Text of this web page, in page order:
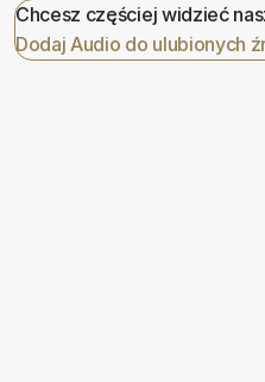
Chcesz częściej widzieć
Dodaj Audio do ulubionych